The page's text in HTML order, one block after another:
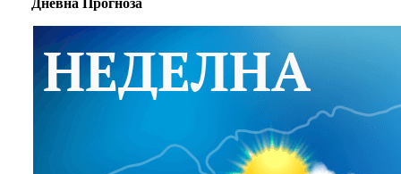
Дневна Прогноза